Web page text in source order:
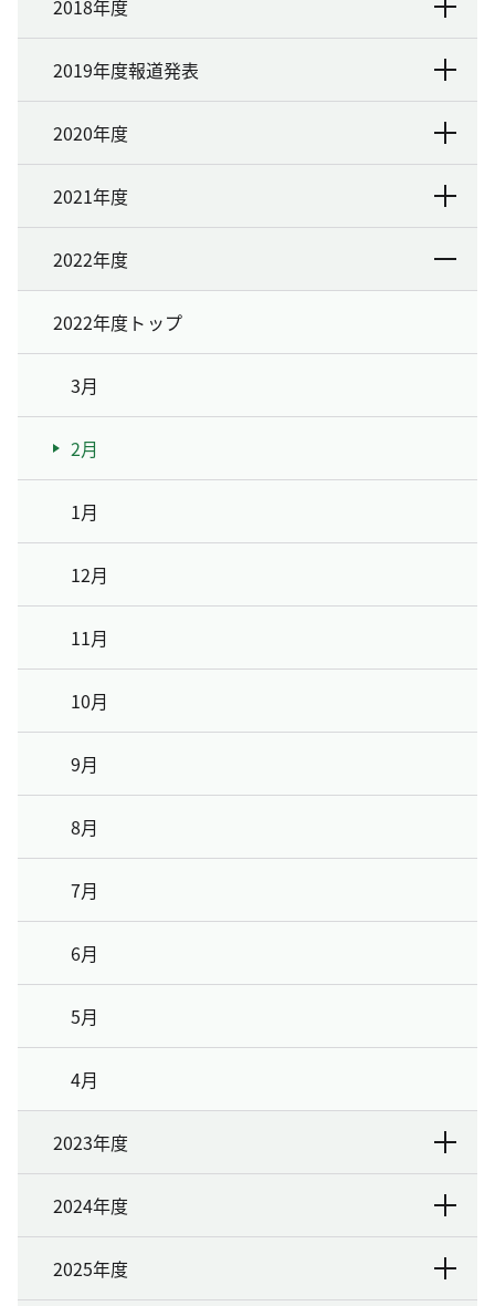
2018年度
2019年度報道発表
2020年度
2021年度
2022年度
2022年度トップ
3月
2月
1月
12月
11月
10月
9月
8月
7月
6月
5月
4月
2023年度
2024年度
2025年度